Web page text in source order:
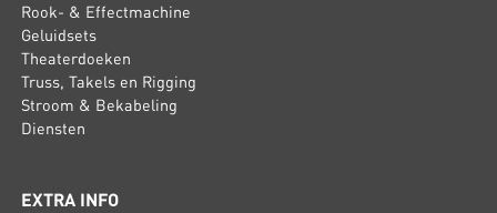
Rook- & Effectmachine
Geluidsets
Theaterdoeken
Truss, Takels en Rigging
Stroom & Bekabeling
Diensten
EXTRA INFO